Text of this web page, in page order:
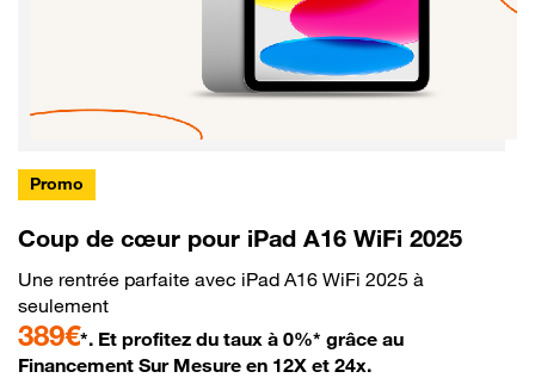
Promo
Coup de cœur pour iPad A16 WiFi 2025
Une rentrée parfaite avec iPad A16 WiFi 2025 à
seulement
389€*. Et profitez du taux à 0%* grâce au
Financement Sur Mesure en 12X et 24x.